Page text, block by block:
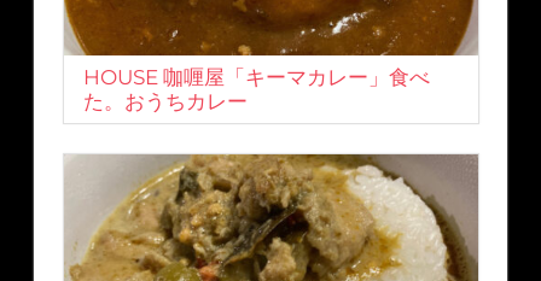
HOUSE 咖喱屋「キーマカレー」食べ
た。おうちカレー